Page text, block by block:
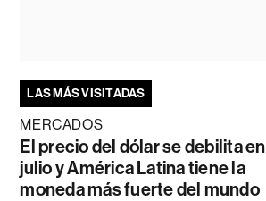
LAS MÁS VISITADAS
MERCADOS
El precio del dólar se debilita en
julio y América Latina tiene la
moneda más fuerte del mundo